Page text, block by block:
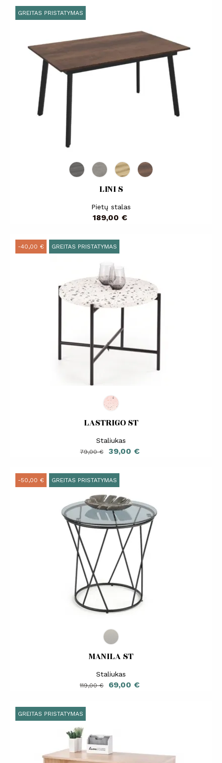
GREITAS PRISTATYMAS
LINI S
Pietų stalas
Kaina
189,00 €
-40,00 € GREITAS PRISTATYMAS
LASTRIGO ST
Staliukas
Bazinė
79,00 € Kaina
39,00 €
-50,00 € GREITAS PRISTATYMAS
MANILA ST
Staliukas
Bazinė
119,00 € Kaina
69,00 €
GREITAS PRISTATYMAS